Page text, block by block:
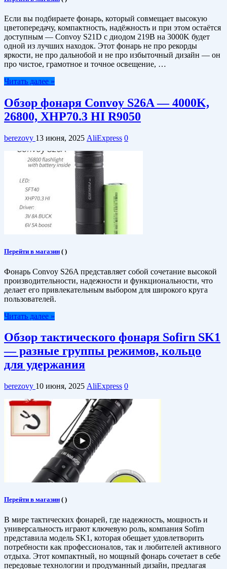
Если вы подбираете фонарь, который совмещает высокую
цветопередачу, компактность, надёжность и при этом остаётся
доступным — Convoy S21D с диодом 219B на 3000K будет
одной из лучших находок. Этот фонарь не про рекорды
яркости, не про дальнобой и не про избыточный дизайн — он
про чистое, грамотное и точное освещение, …
Читать далее »
Обзор фонаря Convoy S26A — 4000K,
26800, XHP70.3 HI R9050
berezovy 13 июня, 2025 AliExpress 0
Перейти в магазин ( )
Фонарь Convoy S26A представляет собой сочетание высокой
производительности, надежности и функциональности, что
делает его привлекательным выбором для широкого круга
пользователей.​
Читать далее »
Обзор тактического фонаря Sofirn SK1
— разные группы режимов, кольцо
для удержания
berezovy 10 июня, 2025 AliExpress 0
Перейти в магазин ( )
В мире тактических фонарей, где надежность, мощность и
универсальность играют ключевую роль, компания Sofirn
представила модель SK1, которая обещает удовлетворить
потребности как профессионалов, так и любителей активного
отдыха. Этот компактный, но мощный фонарь сочетает в себе
передовые технологии и продуманный дизайн, предлагая